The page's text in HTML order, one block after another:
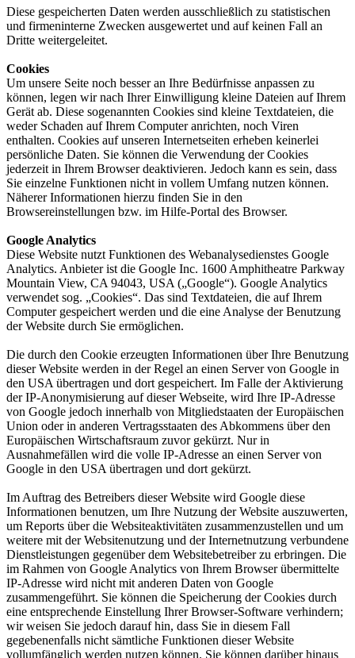
Diese gespeicherten Daten werden ausschließlich zu statistischen
und firmeninterne Zwecken ausgewertet und auf keinen Fall an
Dritte weitergeleitet.
Cookies
Um unsere Seite noch besser an Ihre Bedürfnisse anpassen zu
können, legen wir nach Ihrer Einwilligung kleine Dateien auf Ihrem
Gerät ab. Diese sogenannten Cookies sind kleine Textdateien, die
weder Schaden auf Ihrem Computer anrichten, noch Viren
enthalten. Cookies auf unseren Internetseiten erheben keinerlei
persönliche Daten. Sie können die Verwendung der Cookies
jederzeit in Ihrem Browser deaktivieren. Jedoch kann es sein, dass
Sie einzelne Funktionen nicht in vollem Umfang nutzen können.
Näherer Informationen hierzu finden Sie in den
Browsereinstellungen bzw. im Hilfe-Portal des Browser.
Google Analytics
Diese Website nutzt Funktionen des Webanalysedienstes Google
Analytics. Anbieter ist die Google Inc. 1600 Amphitheatre Parkway
Mountain View, CA 94043, USA („Google“). Google Analytics
verwendet sog. „Cookies“. Das sind Textdateien, die auf Ihrem
Computer gespeichert werden und die eine Analyse der Benutzung
der Website durch Sie ermöglichen.
Die durch den Cookie erzeugten Informationen über Ihre Benutzung
dieser Website werden in der Regel an einen Server von Google in
den USA übertragen und dort gespeichert. Im Falle der Aktivierung
der IP-Anonymisierung auf dieser Webseite, wird Ihre IP-Adresse
von Google jedoch innerhalb von Mitgliedstaaten der Europäischen
Union oder in anderen Vertragsstaaten des Abkommens über den
Europäischen Wirtschaftsraum zuvor gekürzt. Nur in
Ausnahmefällen wird die volle IP-Adresse an einen Server von
Google in den USA übertragen und dort gekürzt.
Im Auftrag des Betreibers dieser Website wird Google diese
Informationen benutzen, um Ihre Nutzung der Website auszuwerten,
um Reports über die Websiteaktivitäten zusammenzustellen und um
weitere mit der Websitenutzung und der Internetnutzung verbundene
Dienstleistungen gegenüber dem Websitebetreiber zu erbringen. Die
im Rahmen von Google Analytics von Ihrem Browser übermittelte
IP-Adresse wird nicht mit anderen Daten von Google
zusammengeführt. Sie können die Speicherung der Cookies durch
eine entsprechende Einstellung Ihrer Browser-Software verhindern;
wir weisen Sie jedoch darauf hin, dass Sie in diesem Fall
gegebenenfalls nicht sämtliche Funktionen dieser Website
vollumfänglich werden nutzen können. Sie können darüber hinaus